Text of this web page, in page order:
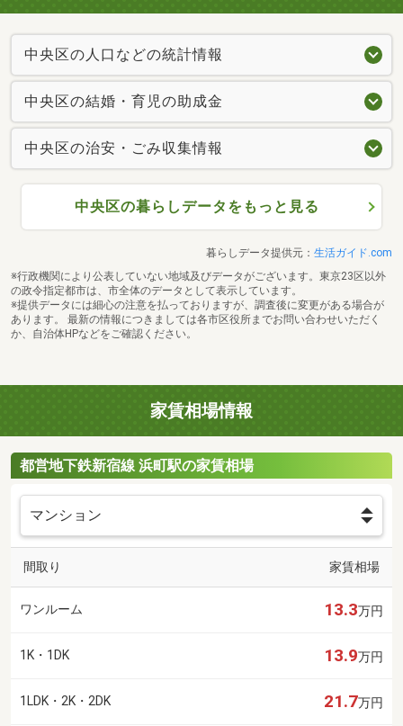
中央区の人口などの統計情報
中央区の結婚・育児の助成金
中央区の治安・ごみ収集情報
中央区の暮らしデータをもっと見る
暮らしデータ提供元： 生活ガイド.com
※行政機関により公表していない地域及びデータがございます。東京23区以外
の政令指定都市は、市全体のデータとして表示しています。
※提供データには細心の注意を払っておりますが、調査後に変更がある場合が
あります。 最新の情報につきましては各市区役所までお問い合わせいただく
か、自治体HPなどをご確認ください。
家賃相場情報
都営地下鉄新宿線 浜町駅の家賃相場
間取り 家賃相場
ワンルーム 13.3万円
1K・1DK 13.9万円
1LDK・2K・2DK 21.7万円